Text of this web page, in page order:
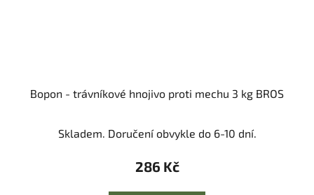
Bopon - trávníkové hnojivo proti mechu 3 kg BROS
Skladem. Doručení obvykle do 6-10 dní.
286 Kč